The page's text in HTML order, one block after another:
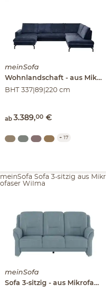
meinSofa
Wohnlandschaft aus Mikrofaser
BHT 337|89|220 cm
ab 3.389,00 €
+ 17
meinSofa
Sofa 3-sitzig aus Mikrofaser
meinSofa Sofa 3-sitzig aus Mikr
ofaser Wilma